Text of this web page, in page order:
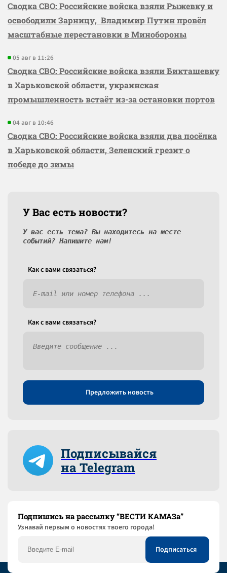
Сводка СВО: Российские войска взяли Рыжевку и
освободили Зарницу, Владимир Путин провёл
масштабные перестановки в Минобороны
05 авг в 11:26
Сводка СВО: Российские войска взяли Бикташевку
в Харьковской области, украинская
промышленность встаёт из-за остановки портов
04 авг в 10:46
Сводка СВО: Российские войска взяли два посёлка
в Харьковской области, Зеленский грезит о
победе до зимы
У Вас есть новости?
У вас есть тема? Вы находитесь на месте
событий? Напишите нам!
Как c вами связаться?
Как c вами связаться?
Предложить новость
Подписывайся
на Telegram
Подпишись на рассылку “ВЕСТИ КАМАЗа”
Узнaвай первым о новостях твоего города!